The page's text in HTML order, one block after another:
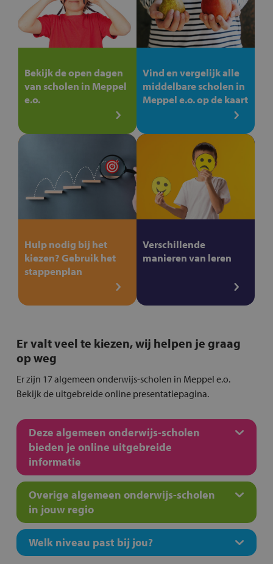
Bekijk de open dagen
van scholen in Meppel
e.o.
Vind en vergelijk alle
middelbare scholen in
Meppel e.o. op de kaart
Hulp nodig bij het
kiezen? Gebruik het
stappenplan
Verschillende
manieren van leren
Er valt veel te kiezen, wij helpen je graag
op weg
Er zijn 17 algemeen onderwijs-scholen in Meppel e.o.
Bekijk de uitgebreide online presentatiepagina.
Deze algemeen onderwijs-scholen
bieden je online uitgebreide
informatie
Overige algemeen onderwijs-scholen
in jouw regio
Welk niveau past bij jou?